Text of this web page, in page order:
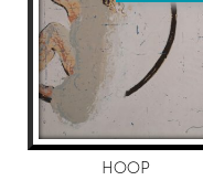
HOOP